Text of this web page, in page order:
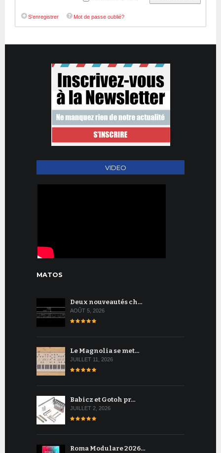
S'enregistrer Mot de passe oublié?
VIDEO
MATOS
Deux nouveautés ch…
AOÛT 5, 2026
Le Magnolia se met…
JUILLET 11, 2026
Babicz et Gotoh pr…
JUILLET 2, 2026
Roma Modulare 2026…